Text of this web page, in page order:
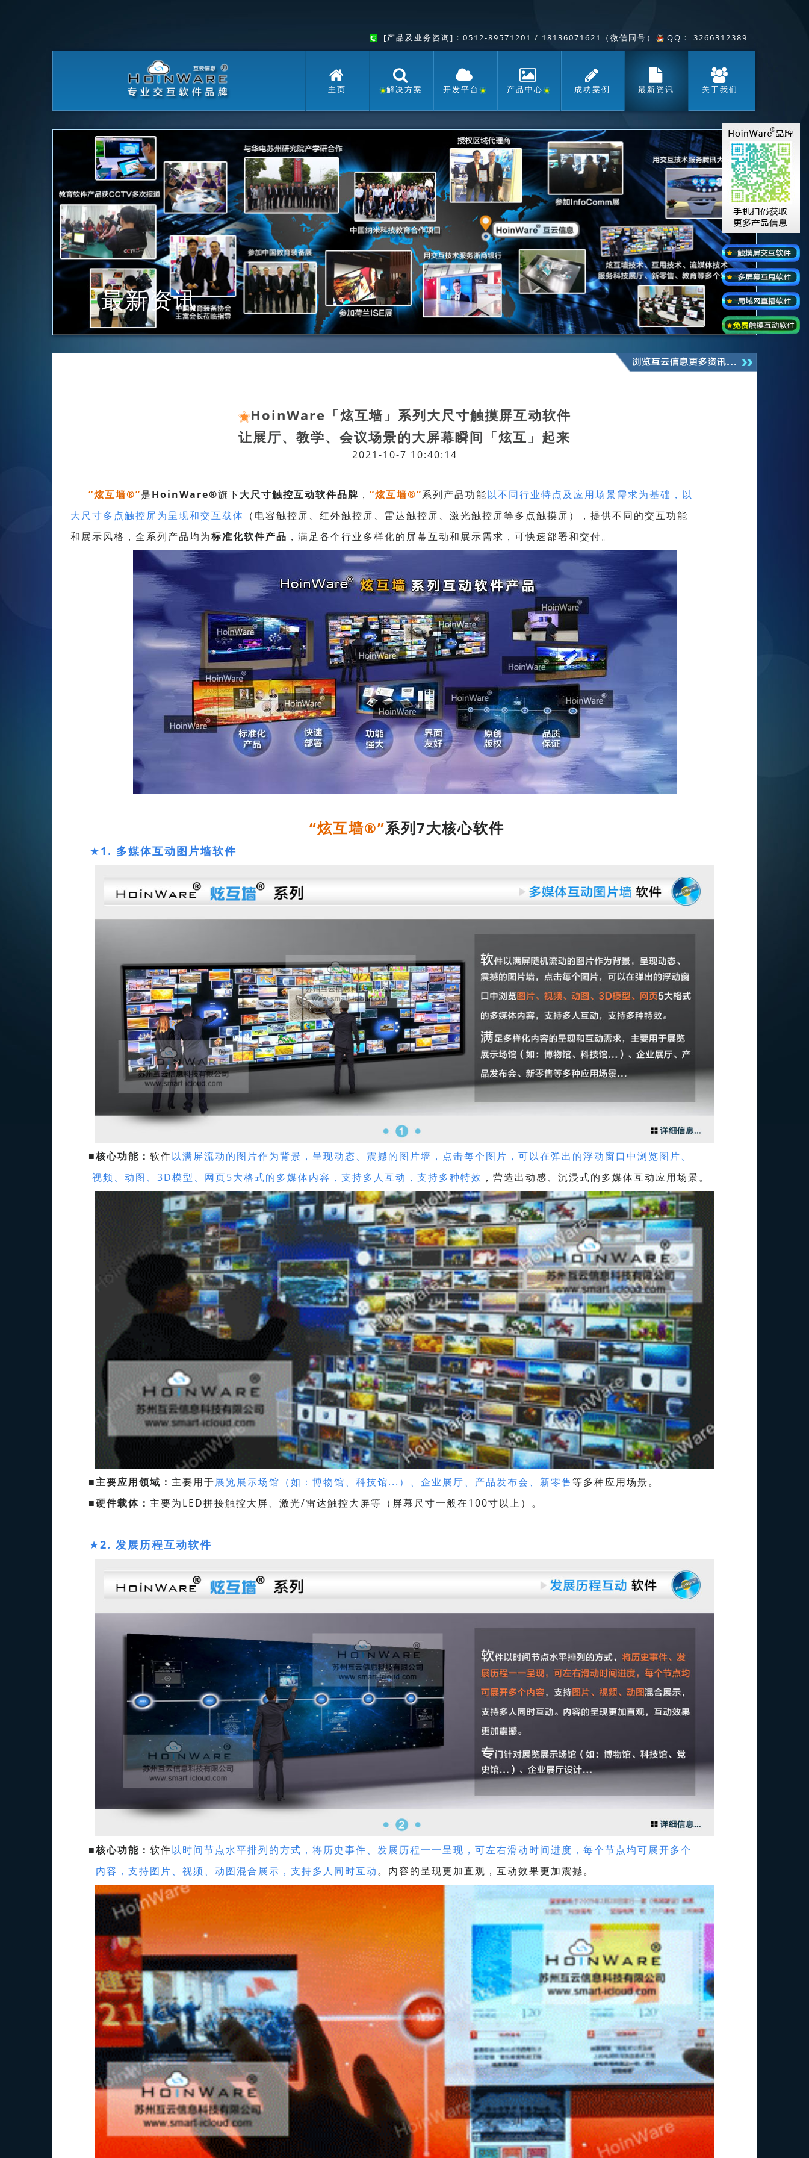
[产品及业务咨询]：0512-89571201 / 18136071621（微信同号）， QQ： 3266312389
主页 解决方案 开发平台 产品中心 成功案例 最新资讯 关于我们
最新资讯
HoinWare「炫互墙」系列大尺寸触摸屏互动软件
让展厅、教学、会议场景的大屏幕瞬间「炫互」起来
2021-10-7 10:40:14
“炫互墙®”是HoinWare®旗下大尺寸触控互动软件品牌 ， “炫互墙®”系列产品功能以不同行业特点及应用场景需求为基础，以
大尺寸多点触控屏为呈现和交互载体 （电容触控屏、红外触控屏、雷达触控屏、激光触控屏等多点触摸屏），提供不同的交互功能
和展示风格， 全系列产品均为标准化软件产品 ， 满足各个行业多样化的屏幕互动和展示需求，可快速部署和交付。
“炫互墙®”系列7大核心软件
★1. 多媒体互动图片墙软件
■核心功能： 软件以满屏流动的图片作为背景，呈现动态、震撼的图片墙，点击每个图片，可以在弹出的浮动窗口中浏览图片、
视频、动图、3D模型、网页5大格式的多媒体内容，支持多人互动，支持多种特效 ，营造出动感、沉浸式的多媒体互动应用场景。
■主要应用领域： 主要用于展览展示场馆（如：博物馆、科技馆...）、企业展厅、产品发布会、新零售等多种应用场景。
■硬件载体： 主要为LED拼接触控大屏、激光/雷达触控大屏等（屏幕尺寸一般在100寸以上）。
★2. 发展历程互动软件
■核心功能： 软件以时间节点水平排列的方式，将历史事件、发展历程一一呈现，可左右滑动时间进度，每个节点均可展开多个
内容，支持图片、视频、动图混合展示，支持多人同时互动。内容的呈现更加直观，互动效果更加震撼。